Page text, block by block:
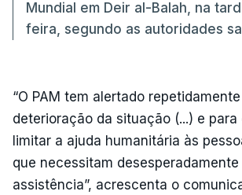
Mundial em Deir al-Balah, na
feira, segundo as autoridades
“O PAM tem alertado
deterioração da situação (...) e para
limitar a ajuda humanitária às
que necessitam desesperadamente
assistência”, acrescenta o